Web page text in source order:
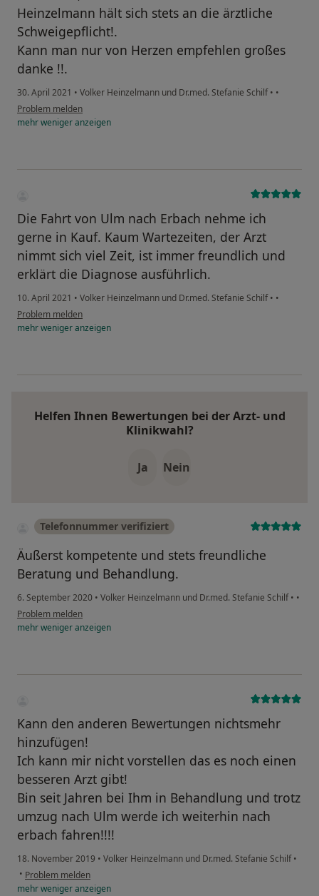
Heinzelmann hält sich stets an die ärztliche
Schweigepflicht!.
Kann man nur von Herzen empfehlen großes
danke !!.
30. April 2021 • Volker Heinzelmann und Dr.med. Stefanie Schilf• •
Problem melden
mehrwenigeranzeigen
Die Fahrt von Ulm nach Erbach nehme ich
gerne in Kauf. Kaum Wartezeiten, der Arzt
nimmt sich viel Zeit, ist immer freundlich und
erklärt die Diagnose ausführlich.
10. April 2021 • Volker Heinzelmann und Dr.med. Stefanie Schilf• •
Problem melden
mehrwenigeranzeigen
Helfen Ihnen Bewertungen bei der Arzt- und
Klinikwahl?
Ja Nein
Telefonnummer verifiziert
Äußerst kompetente und stets freundliche
Beratung und Behandlung.
6. September 2020 • Volker Heinzelmann und Dr.med. Stefanie Schilf• •
Problem melden
mehrwenigeranzeigen
Kann den anderen Bewertungen nichtsmehr
hinzufügen!
Ich kann mir nicht vorstellen das es noch einen
besseren Arzt gibt!
Bin seit Jahren bei Ihm in Behandlung und trotz
umzug nach Ulm werde ich weiterhin nach
erbach fahren!!!!
18. November 2019 • Volker Heinzelmann und Dr.med. Stefanie Schilf•
• Problem melden
mehrwenigeranzeigen